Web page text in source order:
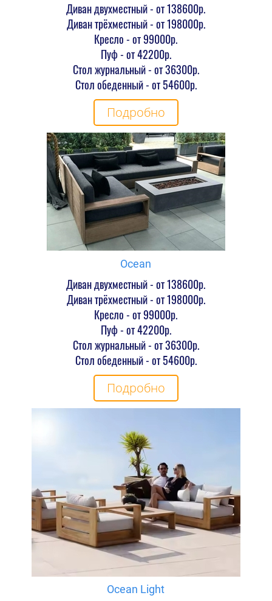
Диван двухместный - от 138600р.
Диван трёхместный - от 198000р.
Кресло - от 99000р.
Пуф - от 42200р.
Стол журнальный - от 36300р.
Стол обеденный - от 54600р.
Подробно
Ocean
Диван двухместный - от 138600р.
Диван трёхместный - от 198000р.
Кресло - от 99000р.
Пуф - от 42200р.
Стол журнальный - от 36300р.
Стол обеденный - от 54600р.
Подробно
Ocean Light